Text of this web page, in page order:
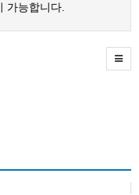
가능합니다.